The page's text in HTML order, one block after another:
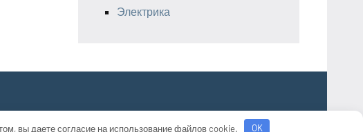
Электрика
вы даете согласие на использование файлов cookie. OK